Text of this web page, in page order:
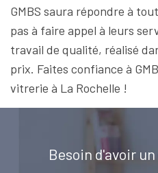
GMBS saura répondre à
pas à faire appel à leurs
travail de qualité, réalisé
prix. Faites confiance à
vitrerie à La Rochelle !
Besoin d'avoir